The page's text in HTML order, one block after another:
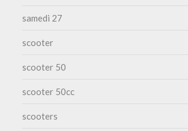
samedi 27
scooter
scooter 50
scooter 50cc
scooters